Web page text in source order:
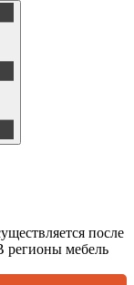
после
регионы мебель